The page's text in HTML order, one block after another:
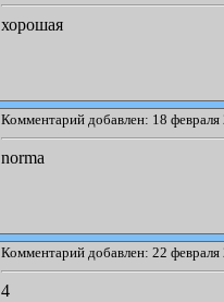
хорошая
Комментарий добавлен: 18
norma
Комментарий добавлен: 22
4